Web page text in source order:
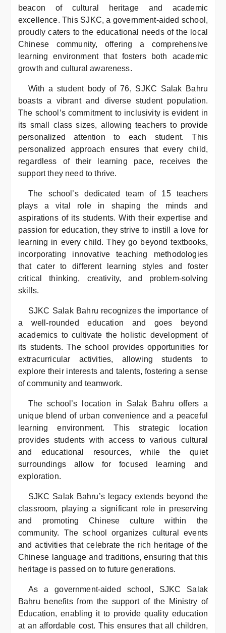
beacon of cultural heritage and academic
excellence. This SJKC, a government-aided school,
proudly caters to the educational needs of the local
Chinese community, offering a comprehensive
learning environment that fosters both academic
growth and cultural awareness.
With a student body of 76, SJKC Salak Bahru
boasts a vibrant and diverse student population.
The school’s commitment to inclusivity is evident in
its small class sizes, allowing teachers to provide
personalized attention to each student. This
personalized approach ensures that every child,
regardless of their learning pace, receives the
support they need to thrive.
The school’s dedicated team of 15 teachers
plays a vital role in shaping the minds and
aspirations of its students. With their expertise and
passion for education, they strive to instill a love for
learning in every child. They go beyond textbooks,
incorporating innovative teaching methodologies
that cater to different learning styles and foster
critical thinking, creativity, and problem-solving
skills.
SJKC Salak Bahru recognizes the importance of
a well-rounded education and goes beyond
academics to cultivate the holistic development of
its students. The school provides opportunities for
extracurricular activities, allowing students to
explore their interests and talents, fostering a sense
of community and teamwork.
The school’s location in Salak Bahru offers a
unique blend of urban convenience and a peaceful
learning environment. This strategic location
provides students with access to various cultural
and educational resources, while the quiet
surroundings allow for focused learning and
exploration.
SJKC Salak Bahru’s legacy extends beyond the
classroom, playing a significant role in preserving
and promoting Chinese culture within the
community. The school organizes cultural events
and activities that celebrate the rich heritage of the
Chinese language and traditions, ensuring that this
heritage is passed on to future generations.
As a government-aided school, SJKC Salak
Bahru benefits from the support of the Ministry of
Education, enabling it to provide quality education
at an affordable cost. This ensures that all children,